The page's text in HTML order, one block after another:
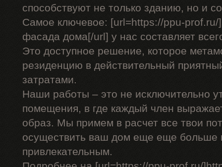
способствуют не только зданию, но и
Самое ключевое: [url=https://ppu-prof.ru/
фасада дома[/url] у нас составляет
Это доступное решение, которое
резиденцию в действительный
затратами.
Наши работы – это не исключительно
помещения, в где каждый член
образ. Мы примем в расчет все твои
осуществить ваш дом еще еще больше
привлекательным.